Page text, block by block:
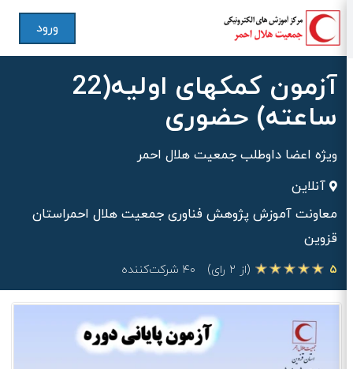
ورود
آزمون کمکهای اولیه(22
ساعته) حضوری
ویژه اعضا داوطلب جمعیت هلال احمر
آنلاین
معاونت آموزش پژوهش فناوری جمعیت هلال احمراستان
قزوین
۵ (از ۲ رای) ۴۰ شرکت‌کننده